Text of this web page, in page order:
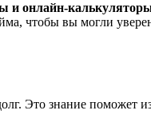
онлайн-
чтобы вы могли
Это знание поможет